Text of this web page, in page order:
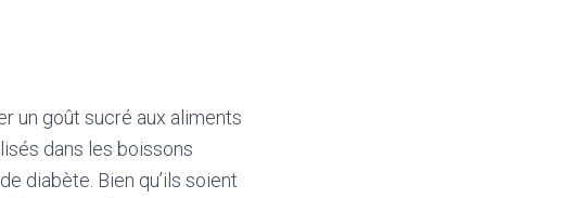
un goût sucré aux aliments
dans les boissons
diabète. Bien qu’ils soient